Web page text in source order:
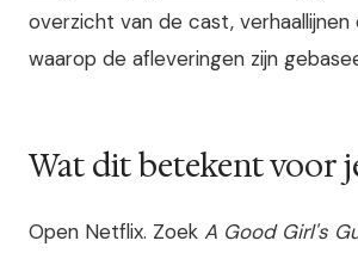
overzicht van de cast, verhaallijnen
waarop de afleveringen zijn
Wat dit betekent voor
Open Netflix. Zoek A Good Girl's